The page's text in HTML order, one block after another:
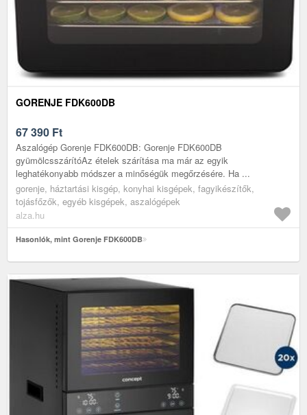
GORENJE FDK600DB
67 390 Ft
Aszalógép Gorenje FDK600DB: Gorenje FDK600DB
gyümölcsszárítóAz ételek szárítása ma már az egyik
leghatékonyabb módszer a minőségük megőrzésére. Ha ...
gorenje, háztartási kisgép, konyhai kisgépek, fagyikészítők,
tojásfőzők, egyéb kisgépek, aszalógépek
alza.hu
Hasonlók, mint Gorenje FDK600DB